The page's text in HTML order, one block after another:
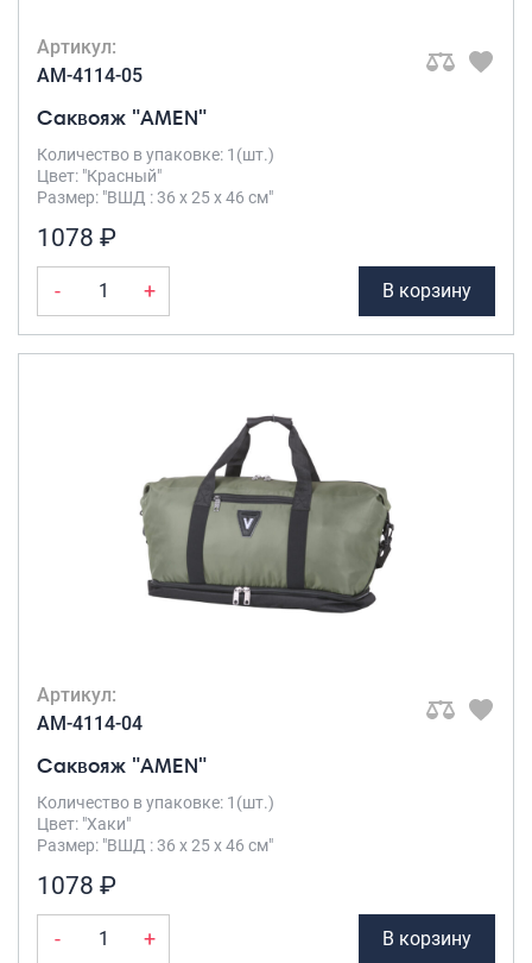
Артикул:
AM-4114-05
Саквояж "AMEN"
Количество в упаковке: 1(шт.)
Цвет: "Красный"
Размер: "ВШД : 36 х 25 х 46 см"
1078 ₽
- + В корзину
Артикул:
AM-4114-04
Саквояж "AMEN"
Количество в упаковке: 1(шт.)
Цвет: "Хаки"
Размер: "ВШД : 36 х 25 х 46 см"
1078 ₽
- + В корзину